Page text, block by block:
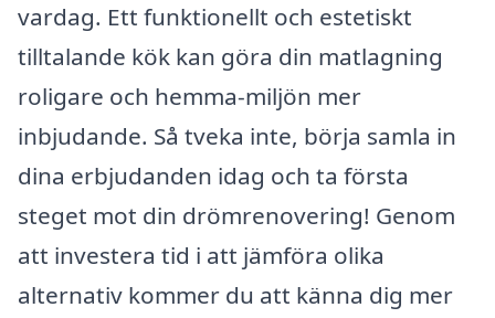
vardag. Ett funktionellt och estetiskt
tilltalande kök kan göra din matlagning
roligare och hemma-miljön mer
inbjudande. Så tveka inte, börja samla in
dina erbjudanden idag och ta första
steget mot din drömrenovering! Genom
att investera tid i att jämföra olika
alternativ kommer du att känna dig mer